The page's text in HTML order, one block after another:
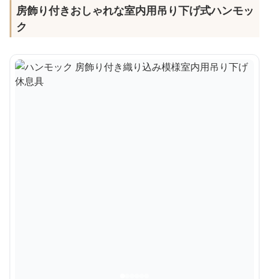
房飾り付きおしゃれな室内用吊り下げ式ハンモッ
ク